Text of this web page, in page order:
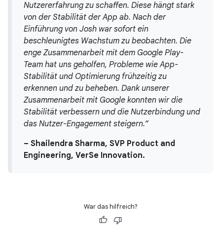
Nutzererfahrung zu schaffen. Diese hängt stark
von der Stabilität der App ab. Nach der
Einführung von Josh war sofort ein
beschleunigtes Wachstum zu beobachten. Die
enge Zusammenarbeit mit dem Google Play-
Team hat uns geholfen, Probleme wie App-
Stabilität und Optimierung frühzeitig zu
erkennen und zu beheben. Dank unserer
Zusammenarbeit mit Google konnten wir die
Stabilität verbessern und die Nutzerbindung und
das Nutzer-Engagement steigern.“
– Shailendra Sharma, SVP Product and
Engineering, VerSe Innovation.
War das hilfreich?